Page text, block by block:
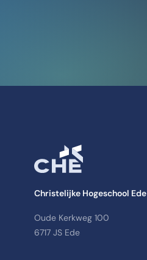
Christelijke Hogeschool Ede
Oude Kerkweg 100
6717 JS Ede